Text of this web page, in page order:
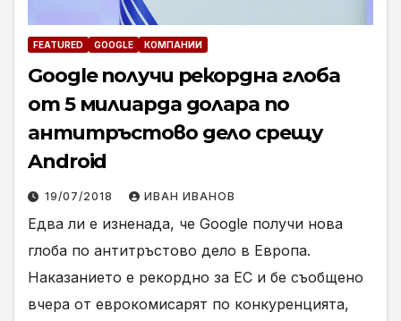
FEATURED GOOGLE КОМПАНИИ
Google получи рекордна глоба
от 5 милиарда долара по
антитръстово дело срещу
Android
19/07/2018 ИВАН ИВАНОВ
Едва ли е изненада, че Google получи нова
глоба по антитръстово дело в Европа.
Наказанието е рекордно за ЕС и бе съобщено
вчера от еврокомисарят по конкуренцията,